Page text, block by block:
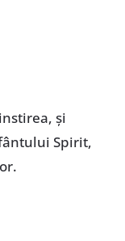
și
Spirit,